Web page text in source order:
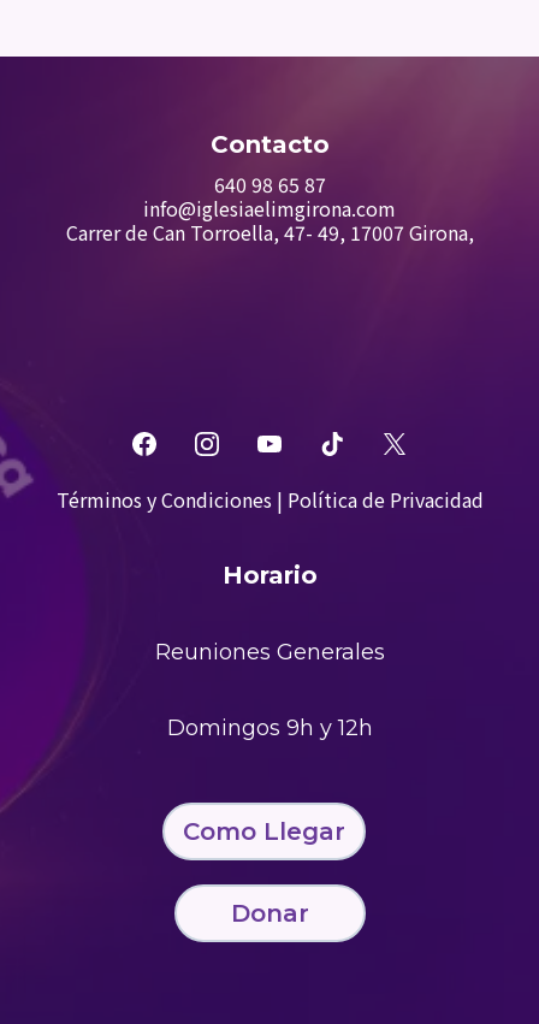
Contacto
640 98 65 87
info@iglesiaelimgirona.com
Carrer de Can Torroella, 47- 49, 17007 Girona,
Términos y Condiciones | Política de Privacidad
Horario
Reuniones Generales
Domingos 9h y 12h
Como Llegar
Donar